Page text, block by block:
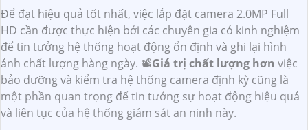
Để đạt hiệu quả tốt nhất, việc lắp đặt camera 2.0MP Full
HD cần được thực hiện bởi các chuyên gia có kinh nghiệm
để tin tưởng hệ thống hoạt động ổn định và ghi lại hình
ảnh chất lượng hàng ngày. 📽Giá trị chất lượng hơn việc
bảo dưỡng và kiểm tra hệ thống camera định kỳ cũng là
một phần quan trọng để tin tưởng sự hoạt động hiệu quả
và liên tục của hệ thống giám sát an ninh này.